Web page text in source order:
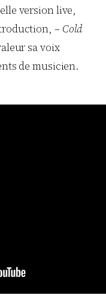
version live,
– Cold
sa voix
de musicien.